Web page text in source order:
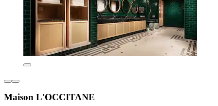
Maison L'OCCITANE